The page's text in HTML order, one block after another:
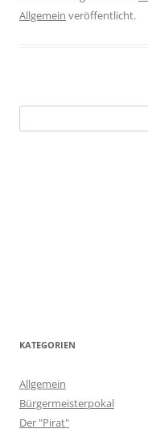
Allgemein veröffentlicht.
nach:
KATEGORIEN
Allgemein
Bürgermeisterpokal
Der "Pirat"